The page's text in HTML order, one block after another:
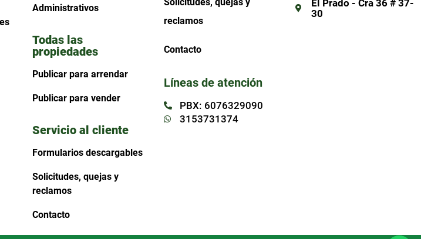
Administrativos
Todas las
propiedades
Publicar para arrendar
Publicar para vender
Servicio al cliente
Formularios descargables
Solicitudes, quejas y
reclamos
Contacto
reclamos
Contacto
Líneas de atención
PBX: 6076329090
3153731374
El Prado - Cra 36 # 37-
30